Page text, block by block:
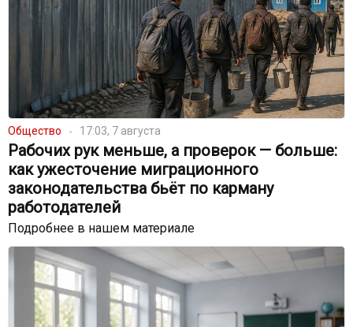
Общество 17:03, 7 августа
Рабочих рук меньше, а проверок — больше:
как ужесточение миграционного
законодательства бьёт по карману
работодателей
Подробнее в нашем материале